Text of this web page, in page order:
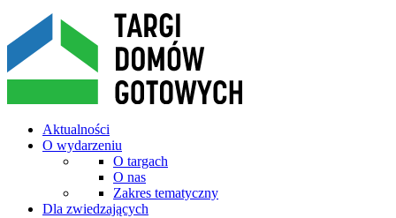
Aktualności
O wydarzeniu
O targach
O nas
Zakres tematyczny
Dla zwiedzających